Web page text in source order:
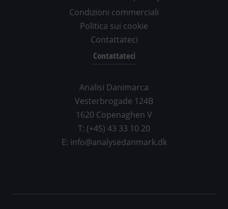
Condizioni commerciali
Politica sui cookie
Contattateci
Contattateci
Analisi Danimarca
Vesterbrogade 124B
1620 Copenaghen V
T: (+45) 43 33 10 20
E: info@analysedanmark.dk